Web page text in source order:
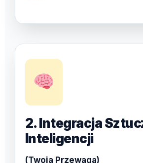
2. Integracja
Inteligencji
(Twoja Przewaga)